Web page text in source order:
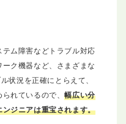
ム障害などトラブル対応
ク機器など、さまざまな
状況を正確にとらえて、
れているので、幅広い分
ジニアは重宝されます。